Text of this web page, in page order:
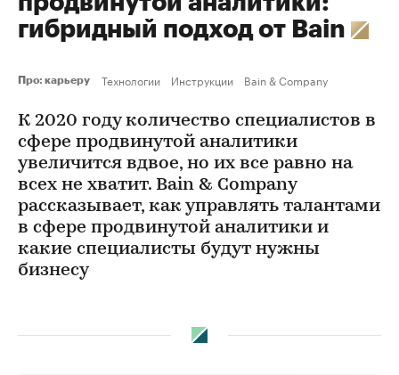
гибридный подход от Bain
Про: карьеру Технологии Инструкции Bain & Company
К 2020 году количество специалистов в
сфере продвинутой аналитики
увеличится вдвое, но их все равно на
всех не хватит. Bain & Company
рассказывает, как управлять талантами
в сфере продвинутой аналитики и
какие специалисты будут нужны
бизнесу